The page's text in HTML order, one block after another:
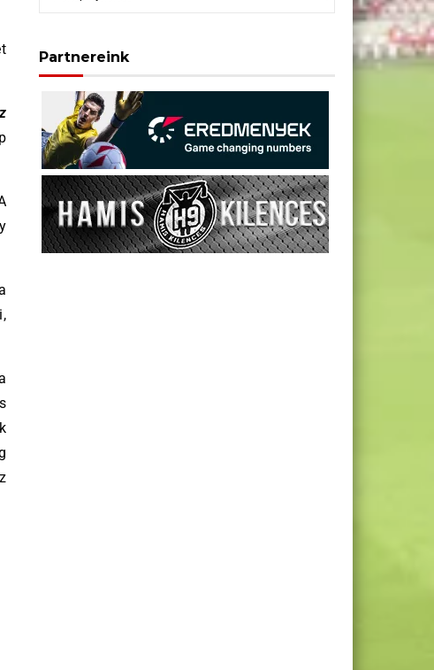
Partnereink